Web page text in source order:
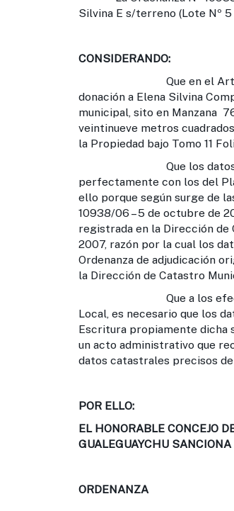
Silvina E s/terreno (Lote Nº 5
CONSIDERANDO:
Que en el Artículo 1º
donación a Elena Silvina
municipal, sito en Manzana
veintinueve metros
la Propiedad bajo Tomo 11
Que los datos
perfectamente con los del
ello porque según surge de
10938/06 – 5 de octubre de
registrada en la Dirección de
2007, razón por la cual los
Ordenanza de adjudicación
la Dirección de Catastro
Que a los efectos de
Local, es necesario que los
Escritura propiamente dicha
un acto administrativo que
datos catastrales precisos
POR ELLO:
EL HONORABLE CONCEJO
GUALEGUAYCHU
ORDENANZA